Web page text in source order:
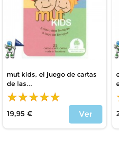
mut kids, el juego de cartas
de las...
19,95 €
Ver